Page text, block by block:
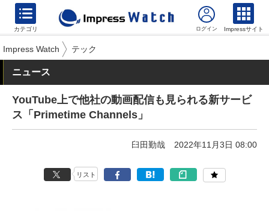
カテゴリ Impressサイト
Impress Watch テック
ニュース
YouTube上で他社の動画配信も見られる新サービ
ス「Primetime Channels」
臼田勤哉 2022年11月3日 08:00
リスト